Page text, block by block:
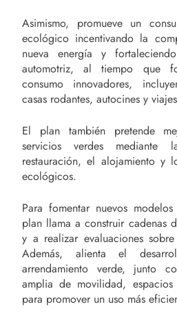
Asimismo, promueve un
ecológico incentivando la
nueva energía y
automotriz, al tiempo que
consumo innovadores,
casas rodantes, autocines y
El plan también pretende
servicios verdes
restauración, el alojamiento y
ecológicos.
Para fomentar nuevos
plan llama a construir cadenas
y a realizar evaluaciones
Además, alienta el
arrendamiento verde, junto
amplia de movilidad,
para promover un uso más